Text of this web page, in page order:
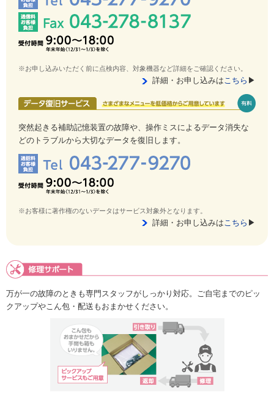
※お申し込みいただく前に点検内容、対象機器など詳細をご確認ください。
詳細・お申し込みはこちら ▶
突然起きる補助記憶装置の故障や、操作ミスによるデータ消失な
どのトラブルから大切なデータを復旧します。
※お客様に著作権のないデータはサービス対象外となります。
詳細・お申し込みは こちら ▶
万が一の故障のときも専門スタッフがしっかり対応。ご自宅までのピッ
クアップやこん包・配送もおまかせください。